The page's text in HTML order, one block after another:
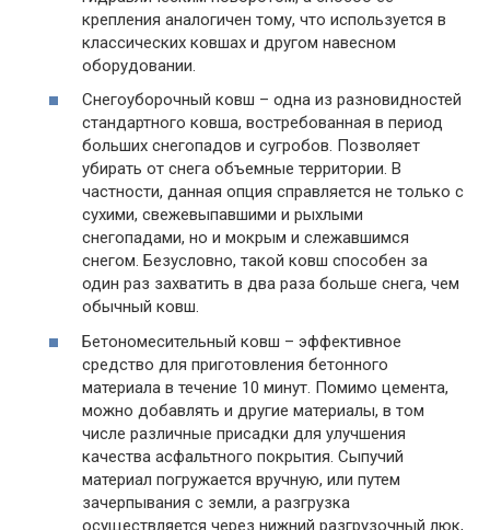
крепления аналогичен тому, что используется в
классических ковшах и другом навесном
оборудовании.
Снегоуборочный ковш – одна из разновидностей
стандартного ковша, востребованная в период
больших снегопадов и сугробов. Позволяет
убирать от снега объемные территории. В
частности, данная опция справляется не только с
сухими, свежевыпавшими и рыхлыми
снегопадами, но и мокрым и слежавшимся
снегом. Безусловно, такой ковш способен за
один раз захватить в два раза больше снега, чем
обычный ковш.
Бетономесительный ковш – эффективное
средство для приготовления бетонного
материала в течение 10 минут. Помимо цемента,
можно добавлять и другие материалы, в том
числе различные присадки для улучшения
качества асфальтного покрытия. Сыпучий
материал погружается вручную, или путем
зачерпывания с земли, а разгрузка
осуществляется через нижний разгрузочный люк,